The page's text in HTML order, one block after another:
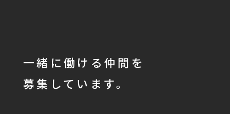
一緒に働ける仲間を
募集しています。